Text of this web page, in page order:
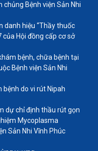
Bệnh viện Sản Nhi
danh hiệu “Thầy thuốc
Hội đồng cấp cơ sở
bệnh, chữa bệnh tại
Bệnh viện Sản Nhi
bệnh do vi rút Nipah
dự chỉ định thầu rút gọn
Mycoplasma
Sản Nhi Vĩnh Phúc